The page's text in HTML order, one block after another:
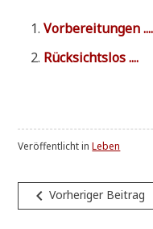
Vor­be­rei­tun­gen ....
Rück­sichts­los ....
Veröffentlicht inLeben
navigate_beforeVorheriger Beitrag